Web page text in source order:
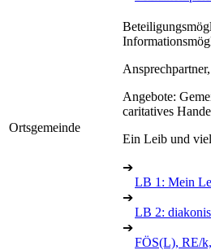
Ortsgemeinde
Angebote:
caritatives
Ein Leib und
➔
LB 1: Mein
➔
LB 2:
➔
FÖS(L), RE/